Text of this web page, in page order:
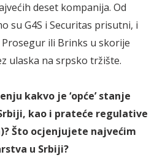
deset kompanija. Od
su G4S i Securitas prisutni, i
Prosegur ili Brinks u skorije
ulaska na srpsko tržište.
kakvo je ‘opće’ stanje
kao i prateće regulative
Što ocjenjujete najvećim
u Srbiji?